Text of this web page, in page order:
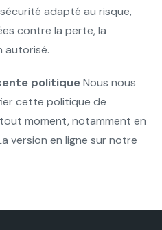
adapté au risque,
contre la perte, la
autorisé.
politiqueNous nous
cette politique de
moment, notamment en
version en ligne sur notre